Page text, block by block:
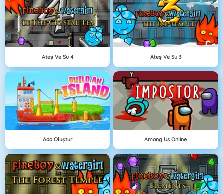
Ateş Ve Su 4 Ateş Ve Su 3
Ada Oluştur Among Us Online